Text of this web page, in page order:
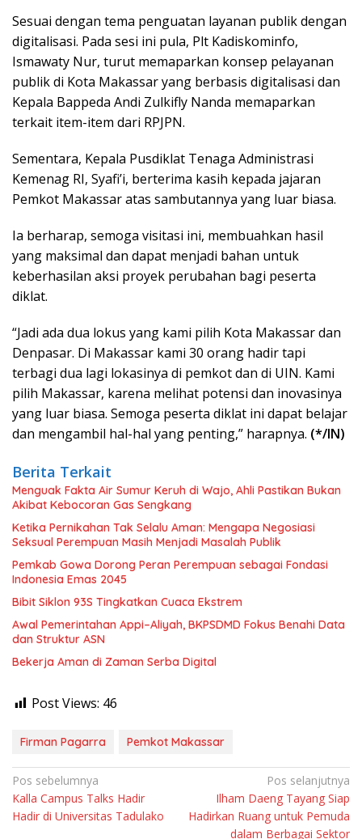
Sesuai dengan tema penguatan layanan publik dengan
digitalisasi. Pada sesi ini pula, Plt Kadiskominfo,
Ismawaty Nur, turut memaparkan konsep pelayanan
publik di Kota Makassar yang berbasis digitalisasi dan
Kepala Bappeda Andi Zulkifly Nanda memaparkan
terkait item-item dari RPJPN.
Sementara, Kepala Pusdiklat Tenaga Administrasi
Kemenag RI, Syafi’i, berterima kasih kepada jajaran
Pemkot Makassar atas sambutannya yang luar biasa.
Ia berharap, semoga visitasi ini, membuahkan hasil
yang maksimal dan dapat menjadi bahan untuk
keberhasilan aksi proyek perubahan bagi peserta
diklat.
“Jadi ada dua lokus yang kami pilih Kota Makassar dan
Denpasar. Di Makassar kami 30 orang hadir tapi
terbagi dua lagi lokasinya di pemkot dan di UIN. Kami
pilih Makassar, karena melihat potensi dan inovasinya
yang luar biasa. Semoga peserta diklat ini dapat belajar
dan mengambil hal-hal yang penting,” harapnya. (*/IN)
Berita Terkait
Menguak Fakta Air Sumur Keruh di Wajo, Ahli Pastikan Bukan
Akibat Kebocoran Gas Sengkang
Ketika Pernikahan Tak Selalu Aman: Mengapa Negosiasi
Seksual Perempuan Masih Menjadi Masalah Publik
Pemkab Gowa Dorong Peran Perempuan sebagai Fondasi
Indonesia Emas 2045
Bibit Siklon 93S Tingkatkan Cuaca Ekstrem
Awal Pemerintahan Appi–Aliyah, BKPSDMD Fokus Benahi Data
dan Struktur ASN
Bekerja Aman di Zaman Serba Digital
Post Views: 46
Firman Pagarra Pemkot Makassar
Navigasi
pos
Pos sebelumnya
Kalla Campus Talks Hadir
Hadir di Universitas Tadulako
Pos selanjutnya
Ilham Daeng Tayang Siap
Hadirkan Ruang untuk Pemuda
dalam Berbagai Sektor